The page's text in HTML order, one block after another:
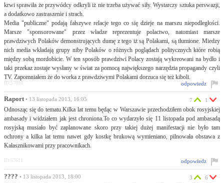
krwi sprawiła że przywódcy odkryli iż nie trzeba używać siły. Wystarczy sztuka perswazji,
a dodatkowo zastraszenie i strach.
Media "publiczne" podają fałszywe relacje tego co się dzieje na marszu niepodległości.
Marsze "sponsorowane" przez władze reprezentuje polactwo, natomiast marsze
prawdziwych Polaków demonstrujących dumę z tego iż są Polakami, są tłumione. Miedzy
nich media wkładają grupy niby Polaków o różnych poglądach politycznych które robią
między sobą mordobicie. W ten sposób prawdziwi Polacy zostają wykreowani na bydło i
taki przekaz zostaje wysłany w świat za pomocą największego narzędzia propagandy czyli
TV. Zapomniałem że do worka z prawdziwymi Polakami dorzuca się też kiboli.
odpowiedz
ID:57610
Raport • 13 listopada 2013, 16:05
Odnosząc się do tematu.Kilka lat temu będąc w Warszawie przechodziłem obok rosyjskiej
ambasady i widziałem jak jest chroniona.To co wydarzyło się 11 listopada pod ambasadą
rosyjską musiało być zaplanowane skoro przy takiej dużej manifestacji nie było tam
ochrony a kilka lat temu nawet gdy kostkę brukową wymieniano, pilnowała obstawa z
Kałasznikowami przy pracownikach.
7 1
odpowiedz
ID:57611
???? • 13 listopada 2013, 18:00 3 6